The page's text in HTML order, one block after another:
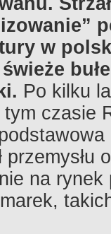
w
Po kilku
czasie
przemysłu
na rynek